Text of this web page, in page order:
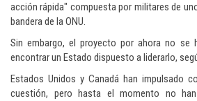
acción rápida" compuesta por militares de
bandera de la ONU.
Sin embargo, el proyecto por ahora no se
encontrar un Estado dispuesto a liderarlo,
Estados Unidos y Canadá han impulsado
cuestión, pero hasta el momento no